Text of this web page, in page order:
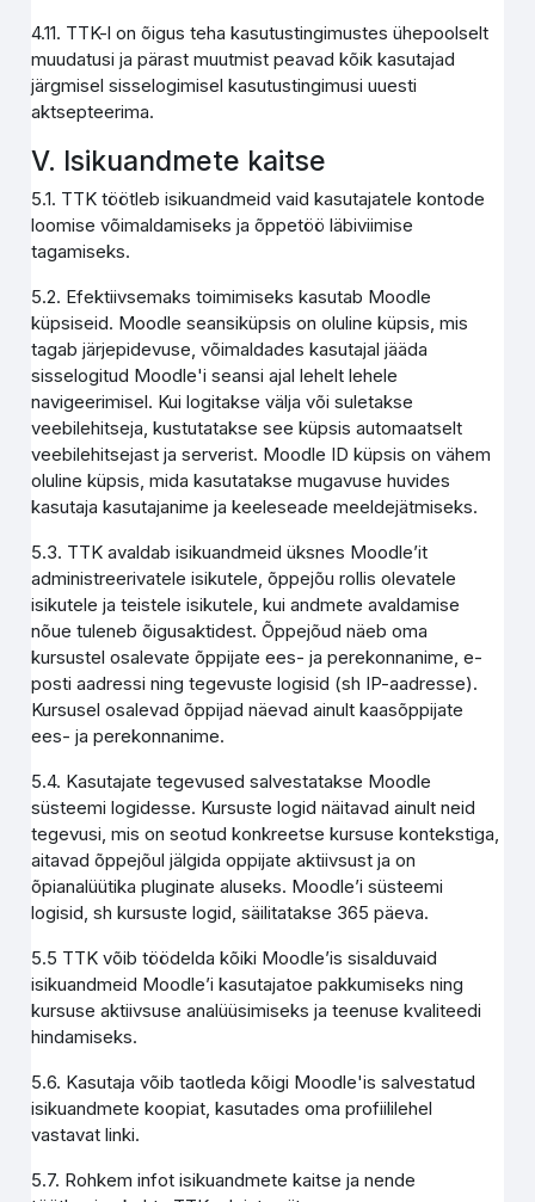
4.11. TTK-l on õigus teha kasutustingimustes ühepoolselt
muudatusi ja pärast muutmist peavad kõik kasutajad
järgmisel sisselogimisel kasutustingimusi uuesti
aktsepteerima.
V. Isikuandmete kaitse
5.1. TTK töötleb isikuandmeid vaid kasutajatele kontode
loomise võimaldamiseks ja õppetöö läbiviimise
tagamiseks.
5.2. Efektiivsemaks toimimiseks kasutab Moodle
küpsiseid. Moodle seansiküpsis on oluline küpsis, mis
tagab järjepidevuse, võimaldades kasutajal jääda
sisselogitud Moodle'i seansi ajal lehelt lehele
navigeerimisel. Kui logitakse välja või suletakse
veebilehitseja, kustutatakse see küpsis automaatselt
veebilehitsejast ja serverist. Moodle ID küpsis on vähem
oluline küpsis, mida kasutatakse mugavuse huvides
kasutaja kasutajanime ja keeleseade meeldejätmiseks.
5.3. TTK avaldab isikuandmeid üksnes Moodle’it
administreerivatele isikutele, õppejõu rollis olevatele
isikutele ja teistele isikutele, kui andmete avaldamise
nõue tuleneb õigusaktidest. Õppejõud näeb oma
kursustel osalevate õppijate ees- ja perekonnanime, e-
posti aadressi ning tegevuste logisid (sh IP-aadresse).
Kursusel osalevad õppijad näevad ainult kaasõppijate
ees- ja perekonnanime.
5.4. Kasutajate tegevused salvestatakse Moodle
süsteemi logidesse. Kursuste logid näitavad ainult neid
tegevusi, mis on seotud konkreetse kursuse kontekstiga,
aitavad õppejõul jälgida oppijate aktiivsust ja on
õpianalüütika pluginate aluseks. Moodle’i süsteemi
logisid, sh kursuste logid, säilitatakse 365 päeva.
5.5 TTK võib töödelda kõiki Moodle’is sisalduvaid
isikuandmeid Moodle’i kasutajatoe pakkumiseks ning
kursuse aktiivsuse analüüsimiseks ja teenuse kvaliteedi
hindamiseks.
5.6. Kasutaja võib taotleda kõigi Moodle'is salvestatud
isikuandmete koopiat, kasutades oma profiililehel
vastavat linki.
5.7. Rohkem infot isikuandmete kaitse ja nende